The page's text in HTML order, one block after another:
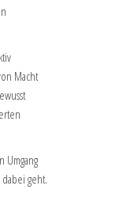
Macht
Umgang
geht.